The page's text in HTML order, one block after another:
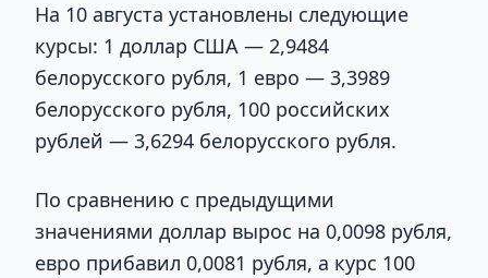
На 10 августа установлены следующие
курсы: 1 доллар США — 2,9484
белорусского рубля, 1 евро — 3,3989
белорусского рубля, 100 российских
рублей — 3,6294 белорусского рубля.
По сравнению с предыдущими
значениями доллар вырос на 0,0098 рубля,
евро прибавил 0,0081 рубля, а курс 100